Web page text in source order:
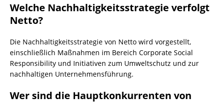
Welche Nachhaltigkeitsstrategie verfolgt
Netto?
Die Nachhaltigkeitsstrategie von Netto wird vorgestellt,
einschließlich Maßnahmen im Bereich Corporate Social
Responsibility und Initiativen zum Umweltschutz und zur
nachhaltigen Unternehmensführung.
Wer sind die Hauptkonkurrenten von